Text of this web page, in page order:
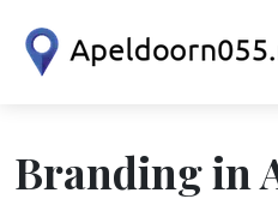
Branding in